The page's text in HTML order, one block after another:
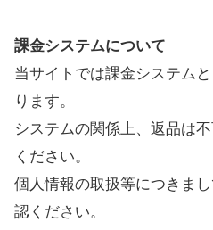
課金システムについて
当サイトでは課金システム
ります。
システムの関係上、返品は
ください。
個人情報の取扱等につきま
認ください。